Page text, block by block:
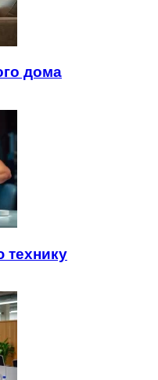
дома